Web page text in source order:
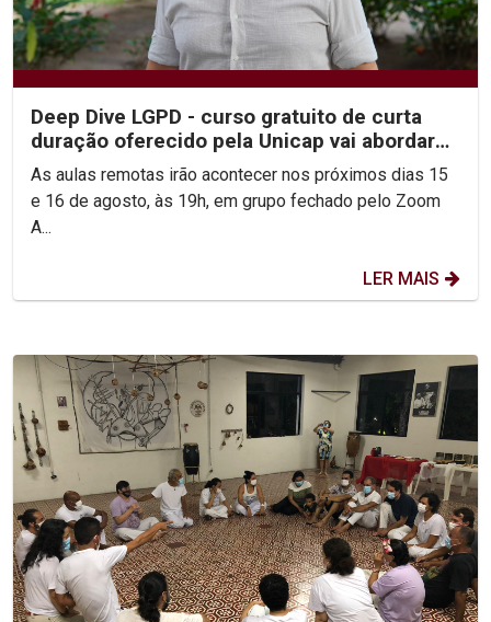
Deep Dive LGPD - curso gratuito de curta
duração oferecido pela Unicap vai abordar
segurança de...
As aulas remotas irão acontecer nos próximos dias 15
e 16 de agosto, às 19h, em grupo fechado pelo Zoom
A...
LER MAIS